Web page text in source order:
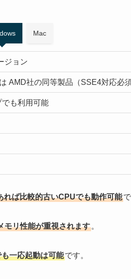
Mac
ジョン
AMD社の同等製品（SSE4対応必須
も利用可能
ば比較的古いCPUでも動作可能
モリ性能が重視されます 。
一応起動は可能です。